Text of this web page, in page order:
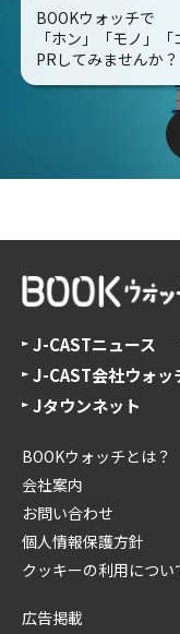
BOOKウォッチで
「ホン」「モノ」
PRしてみませんか？
J-CASTニュース
J-CAST会社ウォッ
Jタウンネット
BOOKウォッチとは？
会社案内
お問い合わせ
個人情報保護方針
クッキーの利用につい
広告掲載